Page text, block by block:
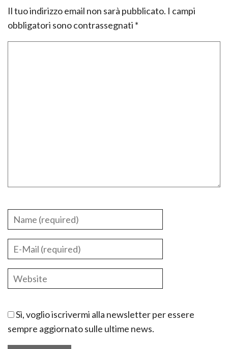
Il tuo indirizzo email non sarà pubblicato. I campi
obbligatori sono contrassegnati *
Sì, voglio iscrivermi alla newsletter per essere
sempre aggiornato sulle ultime news.